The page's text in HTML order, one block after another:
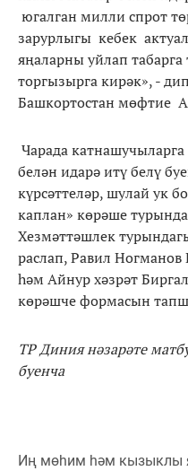
югалган милли спрот
зарурлыгы кебек
яңаларны уйлап
торгызырга кирәк», -
Башкортостан мөфтие
Чарада
белән идарә итү белү
күрсәттеләр, шулай ук
каплан» көрәше
Хезмәттәшлек
раслап, Равил
һәм Айнур хәзрәт
көрәшче формасын
ТР Диния нәзарәте
буенча
Иң мөһим һәм кызыклы